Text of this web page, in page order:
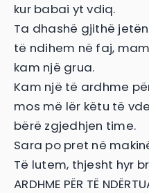
kur babai yt vdiq.
Ta dhashë gjithë
të ndihem në faj,
kam një grua.
Kam një të ardhme
mos më lër këtu të
bërë zgjedhjen time.
Sara po pret në
Të lutem, thjesht hyr
ARDHME PËR TË